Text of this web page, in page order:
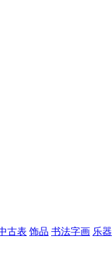
古表 饰品 书法字画 乐器